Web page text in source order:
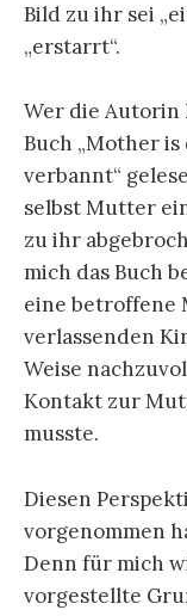
Bild zu ihr sei
„erstarrt“.
Wer die
Buch „Mother
verbannt“
selbst Mutter
zu ihr
mich das Buch
eine betroffene
verlassenden
Weise
Kontakt zur
musste.
Diesen
vorgenommen
Denn für mich
vorgestellte